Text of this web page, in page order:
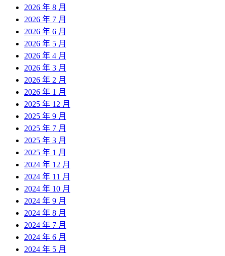
2026 年 8 月
2026 年 7 月
2026 年 6 月
2026 年 5 月
2026 年 4 月
2026 年 3 月
2026 年 2 月
2026 年 1 月
2025 年 12 月
2025 年 9 月
2025 年 7 月
2025 年 3 月
2025 年 1 月
2024 年 12 月
2024 年 11 月
2024 年 10 月
2024 年 9 月
2024 年 8 月
2024 年 7 月
2024 年 6 月
2024 年 5 月